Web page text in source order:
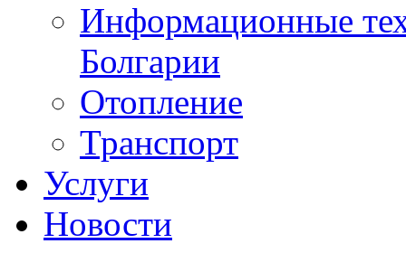
Информационные
Болгарии
Отопление
Транспорт
Услуги
Новости